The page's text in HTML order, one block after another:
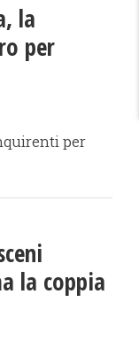
la
per
per
la coppia